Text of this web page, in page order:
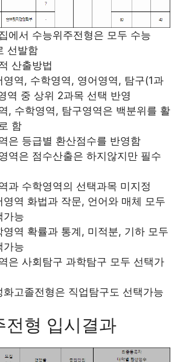
에서 수능위주전형은 모두 수능
선발함
산출방법
영역, 수학영역, 영어영역, 탐구(1과
역 중 상위 2과목 선택 반영
, 수학영역, 탐구영역은 백분위를 활
함
은 등급별 환산점수를 반영함
역은 점수산출은 하지않지만 필수
과 수학영역의 선택과목 미지정
영역 화법과 작문, 언어와 매체 모두
가능
영역 확률과 통계, 미적분, 기하 모두
가능
은 사회탐구 과학탐구 모두 선택가
화고졸전형은 직업탐구도 선택가능
전형 입시결과